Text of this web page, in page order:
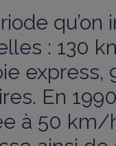
qu’on
: 130
En
à 50 km/